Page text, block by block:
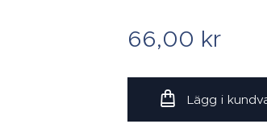
66,00 kr
Lägg i